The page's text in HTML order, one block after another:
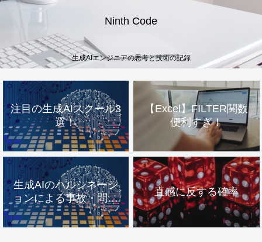
Ninth Code
生成AIエンジニアの思考と技術の記録
注目の生成AIスクール3
選！
【Excel】FILTER関数
便利すぎ！
生成AIのハルシネーシ
ョンによる事故・問題
事例
直感に反する確率